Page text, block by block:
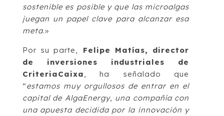
sostenible es posible y que las microalgas
juegan un papel clave para alcanzar esa
meta.»
Por su parte,
Felipe Matías, director
de inversiones industriales de
CriteriaCaixa , ha señalado que
“estamos muy orgullosos de entrar en el
capital de AlgaEnergy, una compañía con
una apuesta decidida por la innovación y